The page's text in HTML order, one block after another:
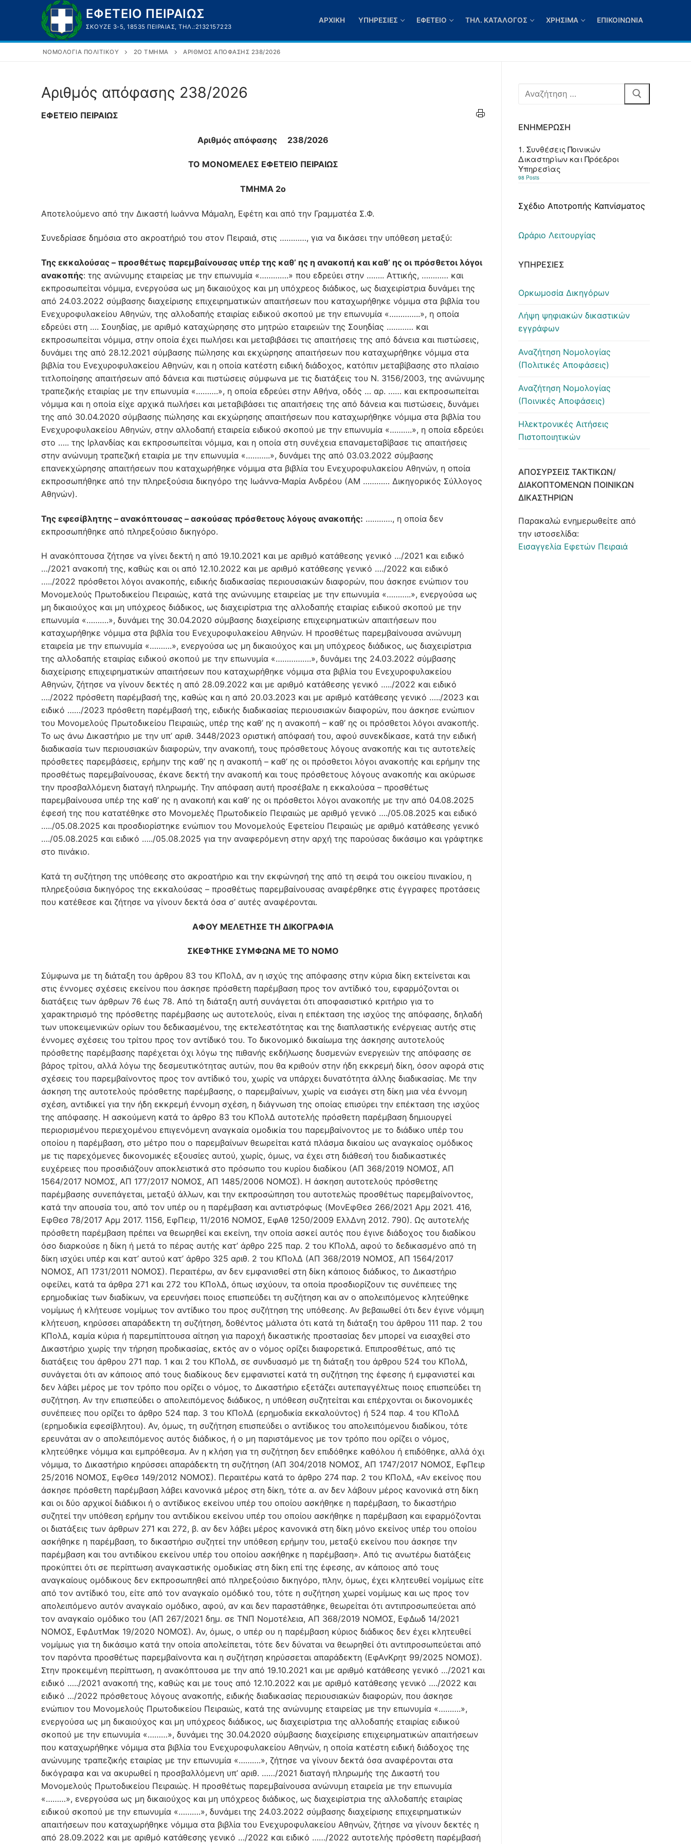
περιεχόμενο
ΕΦΕΤΕΙΟ ΠΕΙΡΑΙΩΣ
ΣΚΟΥΖΈ 3-5, 18535 ΠΕΙΡΑΙΆΣ, ΤΗΛ.:2132157223
ΑΡΧΙΚΉ ΥΠΗΡΕΣΊΕΣ ΕΦΕΤΕΊΟ ΤΗΛ. ΚΑΤΆΛΟΓΟΣ ΧΡΉΣΙΜΑ ΕΠΙΚΟΙΝΩΝΊΑ
ΝΟΜΟΛΟΓΊΑ ΠΟΛΙΤΙΚΟΎ 2Ο ΤΜΉΜΑ ΑΡΙΘΜΌΣ ΑΠΌΦΑΣΗΣ 238/2026
Αριθμός απόφασης 238/2026
ΕΦΕΤΕΙΟ ΠΕΙΡΑΙΩΣ
Αριθμός απόφασης 238/2026
ΤΟ ΜΟΝΟΜΕΛΕΣ ΕΦΕΤΕΙΟ ΠΕΙΡΑΙΩΣ
ΤΜΗΜΑ 2ο
Αποτελούμενο από την Δικαστή Ιωάννα Μάμαλη, Εφέτη και από την Γραμματέα Σ.Φ.
Συνεδρίασε δημόσια στο ακροατήριό του στον Πειραιά, στις …………, για να δικάσει την υπόθεση μεταξύ:
Της εκκαλούσας – προσθέτως παρεμβαίνουσας υπέρ της καθ’ ης η ανακοπή και καθ’ ης οι πρόσθετοι λόγοι
ανακοπής: της ανώνυμης εταιρείας με την επωνυμία «………….» που εδρεύει στην …….. Αττικής, ………… και
εκπροσωπείται νόμιμα, ενεργούσα ως μη δικαιούχος και μη υπόχρεος διάδικος, ως διαχειρίστρια δυνάμει της
από 24.03.2022 σύμβασης διαχείρισης επιχειρηματικών απαιτήσεων που καταχωρήθηκε νόμιμα στα βιβλία του
Ενεχυροφυλακείου Αθηνών, της αλλοδαπής εταιρίας ειδικού σκοπού με την επωνυμία «…………..», η οποία
εδρεύει στη …. Σουηδίας, με αριθμό καταχώρησης στο μητρώο εταιρειών της Σουηδίας ………… και
εκπροσωπείται νόμιμα, στην οποία έχει πωλήσει και μεταβιβάσει τις απαιτήσεις της από δάνεια και πιστώσεις,
δυνάμει της από 28.12.2021 σύμβασης πώλησης και εκχώρησης απαιτήσεων που καταχωρήθηκε νόμιμα στα
βιβλία του Ενεχυροφυλακείου Αθηνών, και η οποία κατέστη ειδική διάδοχος, κατόπιν μεταβίβασης στο πλαίσιο
τιτλοποίησης απαιτήσεων από δάνεια και πιστώσεις σύμφωνα με τις διατάξεις του Ν. 3156/2003, της ανώνυμης
τραπεζικής εταιρίας με την επωνυμία «……….», η οποία εδρεύει στην Αθήνα, οδός … αρ. …… και εκπροσωπείται
νόμιμα και η οποία είχε αρχικά πωλήσει και μεταβιβάσει τις απαιτήσεις της από δάνεια και πιστώσεις, δυνάμει
της από 30.04.2020 σύμβασης πώλησης και εκχώρησης απαιτήσεων που καταχωρήθηκε νόμιμα στα βιβλία του
Ενεχυροφυλακείου Αθηνών, στην αλλοδαπή εταιρεία ειδικού σκοπού με την επωνυμία «……….», η οποία εδρεύει
στο ….. της Ιρλανδίας και εκπροσωπείται νόμιμα, και η οποία στη συνέχεια επαναμεταβίβασε τις απαιτήσεις
στην ανώνυμη τραπεζική εταιρία με την επωνυμία «………..», δυνάμει της από 03.03.2022 σύμβασης
επανεκχώρησης απαιτήσεων που καταχωρήθηκε νόμιμα στα βιβλία του Ενεχυροφυλακείου Αθηνών, η οποία
εκπροσωπήθηκε από την πληρεξούσια δικηγόρο της Ιωάννα-Μαρία Ανδρέου (ΑΜ ………… Δικηγορικός Σύλλογος
Αθηνών).
Της εφεσίβλητης – ανακόπτουσας – ασκούσας πρόσθετους λόγους ανακοπής: …………, η οποία δεν
εκπροσωπήθηκε από πληρεξούσιο δικηγόρο.
Η ανακόπτουσα ζήτησε να γίνει δεκτή η από 19.10.2021 και με αριθμό κατάθεσης γενικό …/2021 και ειδικό
…/2021 ανακοπή της, καθώς και οι από 12.10.2022 και με αριθμό κατάθεσης γενικό …./2022 και ειδικό
…../2022 πρόσθετοι λόγοι ανακοπής, ειδικής διαδικασίας περιουσιακών διαφορών, που άσκησε ενώπιον του
Μονομελούς Πρωτοδικείου Πειραιώς, κατά της ανώνυμης εταιρείας με την επωνυμία «………..», ενεργούσα ως
μη δικαιούχος και μη υπόχρεος διάδικος, ως διαχειρίστρια της αλλοδαπής εταιρίας ειδικού σκοπού με την
επωνυμία «……….», δυνάμει της 30.04.2020 σύμβασης διαχείρισης επιχειρηματικών απαιτήσεων που
καταχωρήθηκε νόμιμα στα βιβλία του Ενεχυροφυλακείου Αθηνών. Η προσθέτως παρεμβαίνουσα ανώνυμη
εταιρεία με την επωνυμία «……….», ενεργούσα ως μη δικαιούχος και μη υπόχρεος διάδικος, ως διαχειρίστρια
της αλλοδαπής εταιρίας ειδικού σκοπού με την επωνυμία «…………….», δυνάμει της 24.03.2022 σύμβασης
διαχείρισης επιχειρηματικών απαιτήσεων που καταχωρήθηκε νόμιμα στα βιβλία του Ενεχυροφυλακείου
Αθηνών, ζήτησε να γίνουν δεκτές η από 28.09.2022 και με αριθμό κατάθεσης γενικό …../2022 και ειδικό
…./2022 πρόσθετη παρέμβασή της, καθώς και η από 20.03.2023 και με αριθμό κατάθεσης γενικό …../2023 και
ειδικό ……/2023 πρόσθετη παρέμβασή της, ειδικής διαδικασίας περιουσιακών διαφορών, που άσκησε ενώπιον
του Μονομελούς Πρωτοδικείου Πειραιώς, υπέρ της καθ’ ης η ανακοπή – καθ’ ης οι πρόσθετοι λόγοι ανακοπής.
Το ως άνω Δικαστήριο με την υπ’ αριθ. 3448/2023 οριστική απόφασή του, αφού συνεκδίκασε, κατά την ειδική
διαδικασία των περιουσιακών διαφορών, την ανακοπή, τους πρόσθετους λόγους ανακοπής και τις αυτοτελείς
πρόσθετες παρεμβάσεις, ερήμην της καθ’ ης η ανακοπή – καθ’ ης οι πρόσθετοι λόγοι ανακοπής και ερήμην της
προσθέτως παρεμβαίνουσας, έκανε δεκτή την ανακοπή και τους πρόσθετους λόγους ανακοπής και ακύρωσε
την προσβαλλόμενη διαταγή πληρωμής. Την απόφαση αυτή προσέβαλε η εκκαλούσα – προσθέτως
παρεμβαίνουσα υπέρ της καθ’ ης η ανακοπή και καθ’ ης οι πρόσθετοι λόγοι ανακοπής με την από 04.08.2025
έφεσή της που κατατέθηκε στο Μονομελές Πρωτοδικείο Πειραιώς με αριθμό γενικό …./05.08.2025 και ειδικό
…../05.08.2025 και προσδιορίστηκε ενώπιον του Μονομελούς Εφετείου Πειραιώς με αριθμό κατάθεσης γενικό
…./05.08.2025 και ειδικό …../05.08.2025 για την αναφερόμενη στην αρχή της παρούσας δικάσιμο και γράφτηκε
στο πινάκιο.
Κατά τη συζήτηση της υπόθεσης στο ακροατήριο και την εκφώνησή της από τη σειρά του οικείου πινακίου, η
πληρεξούσια δικηγόρος της εκκαλούσας – προσθέτως παρεμβαίνουσας αναφέρθηκε στις έγγραφες προτάσεις
που κατέθεσε και ζήτησε να γίνουν δεκτά όσα σ’ αυτές αναφέρονται.
ΑΦΟΥ ΜΕΛΕΤΗΣΕ ΤΗ ΔΙΚΟΓΡΑΦΙΑ
ΣΚΕΦΤΗΚΕ ΣΥΜΦΩΝΑ ΜΕ ΤΟ ΝΟΜΟ
Σύμφωνα με τη διάταξη του άρθρου 83 του ΚΠολΔ, αν η ισχύς της απόφασης στην κύρια δίκη εκτείνεται και στις έννομες σχέσεις εκείνου που άσκησε πρόσθετη παρέμβαση προς τον αντίδικό του, εφαρμόζονται οι διατάξεις των άρθρων 76 έως 78. Από τη διάταξη αυτή συνάγεται ότι αποφασιστικό κριτήριο για το χαρακτηρισμό της πρόσθετης παρέμβασης ως αυτοτελούς, είναι η επέκταση της ισχύος της απόφασης, δηλαδή των υποκειμενικών ορίων του δεδικασμένου, της εκτελεστότητας και της διαπλαστικής ενέργειας αυτής στις έννομες σχέσεις του τρίτου προς τον αντίδικό του. Το δικονομικό δικαίωμα της άσκησης αυτοτελούς πρόσθετης παρέμβασης παρέχεται όχι λόγω της πιθανής εκδήλωσης δυσμενών ενεργειών της απόφασης σε βάρος τρίτου, αλλά λόγω της δεσμευτικότητας αυτών, που θα κριθούν στην ήδη εκκρεμή δίκη, όσον αφορά στις σχέσεις του παρεμβαίνοντος προς τον αντίδικό του, χωρίς να υπάρχει δυνατότητα άλλης διαδικασίας. Με την άσκηση της αυτοτελούς πρόσθετης παρέμβασης, ο παρεμβαίνων, χωρίς να εισάγει στη δίκη μια νέα έννομη σχέση, αντιδικεί για την ήδη εκκρεμή έννομη σχέση, η διάγνωση της οποίας επισύρει την επέκταση της ισχύος της απόφασης. Η ασκούμενη κατά το άρθρο 83 του ΚΠολΔ αυτοτελής πρόσθετη παρέμβαση δημιουργεί περιορισμένου περιεχομένου επιγενόμενη αναγκαία ομοδικία του παρεμβαίνοντος με το διάδικο υπέρ του οποίου η παρέμβαση, στο μέτρο που ο παρεμβαίνων θεωρείται κατά πλάσμα δικαίου ως αναγκαίος ομόδικος με τις παρεχόμενες δικονομικές εξουσίες αυτού, χωρίς, όμως, να έχει στη διάθεσή του διαδικαστικές ευχέρειες που προσιδιάζουν αποκλειστικά στο πρόσωπο του κυρίου διαδίκου (ΑΠ 368/2019 ΝΟΜΟΣ, ΑΠ 1564/2017 ΝΟΜΟΣ, ΑΠ 177/2017 ΝΟΜΟΣ, ΑΠ 1485/2006 ΝΟΜΟΣ). Η άσκηση αυτοτελούς πρόσθετης παρέμβασης συνεπάγεται, μεταξύ άλλων, και την εκπροσώπηση του αυτοτελώς προσθέτως παρεμβαίνοντος, κατά την απουσία του, από τον υπέρ ου η παρέμβαση και αντιστρόφως (ΜονΕφΘεσ 266/2021 Αρμ 2021. 416, ΕφΘεσ 78/2017 Αρμ 2017. 1156, ΕφΠειρ, 11/2016 ΝΟΜΟΣ, ΕφΑθ 1250/2009 ΕλλΔνη 2012. 790). Ως αυτοτελής πρόσθετη παρέμβαση πρέπει να θεωρηθεί και εκείνη, την οποία ασκεί αυτός που έγινε διάδοχος του διαδίκου όσο διαρκούσε η δίκη ή μετά το πέρας αυτής κατ’ άρθρο 225 παρ. 2 του ΚΠολΔ, αφού το δεδικασμένο από τη δίκη ισχύει υπέρ και κατ’ αυτού κατ’ άρθρο 325 αριθ. 2 του ΚΠολΔ (ΑΠ 368/2019 ΝΟΜΟΣ, ΑΠ 1564/2017 ΝΟΜΟΣ, ΑΠ 1731/2011 ΝΟΜΟΣ). Περαιτέρω, αν δεν εμφανισθεί στη δίκη κάποιος διάδικος, το Δικαστήριο οφείλει, κατά τα άρθρα 271 και 272 του ΚΠολΔ, όπως ισχύουν, τα οποία προσδιορίζουν τις συνέπειες της ερημοδικίας των διαδίκων, να ερευνήσει ποιος επισπεύδει τη συζήτηση και αν ο απολειπόμενος κλητεύθηκε νομίμως ή κλήτευσε νομίμως τον αντίδικο του προς συζήτηση της υπόθεσης. Αν βεβαιωθεί ότι δεν έγινε νόμιμη κλήτευση, κηρύσσει απαράδεκτη τη συζήτηση, δοθέντος μάλιστα ότι κατά τη διάταξη του άρθρου 111 παρ. 2 του ΚΠολΔ, καμία κύρια ή παρεμπίπτουσα αίτηση για παροχή δικαστικής προστασίας δεν μπορεί να εισαχθεί στο Δικαστήριο χωρίς την τήρηση προδικασίας, εκτός αν ο νόμος ορίζει διαφορετικά. Επιπροσθέτως, από τις διατάξεις του άρθρου 271 παρ. 1 και 2 του ΚΠολΔ, σε συνδυασμό με τη διάταξη του άρθρου 524 του ΚΠολΔ, συνάγεται ότι αν κάποιος από τους διαδίκους δεν εμφανιστεί κατά τη συζήτηση της έφεσης ή εμφανιστεί και δεν λάβει μέρος με τον τρόπο που ορίζει ο νόμος, το Δικαστήριο εξετάζει αυτεπαγγέλτως ποιος επισπεύδει τη συζήτηση. Αν την επισπεύδει ο απολειπόμενος διάδικος, η υπόθεση συζητείται και επέρχονται οι δικονομικές συνέπειες που ορίζει το άρθρο 524 παρ. 3 του ΚΠολΔ (ερημοδικία εκκαλούντος) ή 524 παρ. 4 του ΚΠολΔ (ερημοδικία εφεσίβλητου). Αν, όμως, τη συζήτηση επισπεύδει ο αντίδικος του απολειπόμενου διαδίκου, τότε ερευνάται αν ο απολειπόμενος αυτός διάδικος, ή ο μη παριστάμενος με τον τρόπο που ορίζει ο νόμος, κλητεύθηκε νόμιμα και εμπρόθεσμα. Αν η κλήση για τη συζήτηση δεν επιδόθηκε καθόλου ή επιδόθηκε, αλλά όχι νόμιμα, το Δικαστήριο κηρύσσει απαράδεκτη τη συζήτηση (ΑΠ 304/2018 ΝΟΜΟΣ, ΑΠ 1747/2017 ΝΟΜΟΣ, ΕφΠειρ 25/2016 ΝΟΜΟΣ, ΕφΘεσ 149/2012 ΝΟΜΟΣ). Περαιτέρω κατά το άρθρο 274 παρ. 2 του ΚΠολΔ, «Αν εκείνος που άσκησε πρόσθετη παρέμβαση λάβει κανονικά μέρος στη δίκη, τότε α. αν δεν λάβουν μέρος κανονικά στη δίκη και οι δύο αρχικοί διάδικοι ή ο αντίδικος εκείνου υπέρ του οποίου ασκήθηκε η παρέμβαση, το δικαστήριο συζητεί την υπόθεση ερήμην του αντιδίκου εκείνου υπέρ του οποίου ασκήθηκε η παρέμβαση και εφαρμόζονται οι διατάξεις των άρθρων 271 και 272, β. αν δεν λάβει μέρος κανονικά στη δίκη μόνο εκείνος υπέρ του οποίου ασκήθηκε η παρέμβαση, το δικαστήριο συζητεί την υπόθεση ερήμην του, μεταξύ εκείνου που άσκησε την παρέμβαση και του αντιδίκου εκείνου υπέρ του οποίου ασκήθηκε η παρέμβαση». Από τις ανωτέρω διατάξεις προκύπτει ότι σε περίπτωση αναγκαστικής ομοδικίας στη δίκη επί της έφεσης, αν κάποιος από τους αναγκαίους ομόδικους δεν εκπροσωπηθεί από πληρεξούσιο δικηγόρο, πλην, όμως, έχει κλητευθεί νομίμως είτε από τον αντίδικό του, είτε από τον αναγκαίο ομόδικό του, τότε η συζήτηση χωρεί νομίμως και ως προς τον απολειπόμενο αυτόν αναγκαίο ομόδικο, αφού, αν και δεν παραστάθηκε, θεωρείται ότι αντιπροσωπεύεται από τον αναγκαίο ομόδικο του (ΑΠ 267/2021 δημ. σε ΤΝΠ Νομοτέλεια, ΑΠ 368/2019 ΝΟΜΟΣ, ΕφΔωδ 14/2021 ΝΟΜΟΣ, ΕφΔυτΜακ 19/2020 ΝΟΜΟΣ). Αν, όμως, ο υπέρ ου η παρέμβαση κύριος διάδικος δεν έχει κλητευθεί νομίμως για τη δικάσιμο κατά την οποία απολείπεται, τότε δεν δύναται να θεωρηθεί ότι αντιπροσωπεύεται από τον παρόντα προσθέτως παρεμβαίνοντα και η συζήτηση κηρύσσεται απαράδεκτη (ΕφΑνΚρητ 99/2025 ΝΟΜΟΣ). Στην προκειμένη περίπτωση, η ανακόπτουσα με την από 19.10.2021 και με αριθμό κατάθεσης γενικό …/2021 και ειδικό …../2021 ανακοπή της, καθώς και με τους από 12.10.2022 και με αριθμό κατάθεσης γενικό …./2022 και ειδικό …/2022 πρόσθετους λόγους ανακοπής, ειδικής διαδικασίας περιουσιακών διαφορών, που άσκησε ενώπιον του Μονομελούς Πρωτοδικείου Πειραιώς, κατά της ανώνυμης εταιρείας με την επωνυμία «……….», ενεργούσα ως μη δικαιούχος και μη υπόχρεος διάδικος, ως διαχειρίστρια της αλλοδαπής εταιρίας ειδικού σκοπού με την επωνυμία «………», δυνάμει της 30.04.2020 σύμβασης διαχείρισης επιχειρηματικών απαιτήσεων που καταχωρήθηκε νόμιμα στα βιβλία του Ενεχυροφυλακείου Αθηνών, η οποία κατέστη ειδική διάδοχος της ανώνυμης τραπεζικής εταιρίας με την επωνυμία «……….», ζήτησε να γίνουν δεκτά όσα αναφέρονται στα δικόγραφα και να ακυρωθεί η προσβαλλόμενη υπ’ αριθ. ……/2021 διαταγή πληρωμής της Δικαστή του Μονομελούς Πρωτοδικείου Πειραιώς. Η προσθέτως παρεμβαίνουσα ανώνυμη εταιρεία με την επωνυμία «………», ενεργούσα ως μη δικαιούχος και μη υπόχρεος διάδικος, ως διαχειρίστρια της αλλοδαπής εταιρίας ειδικού σκοπού με την επωνυμία «……….», δυνάμει της 24.03.2022 σύμβασης διαχείρισης επιχειρηματικών απαιτήσεων που καταχωρήθηκε νόμιμα στα βιβλία του Ενεχυροφυλακείου Αθηνών, ζήτησε να γίνουν δεκτές η από 28.09.2022 και με αριθμό κατάθεσης γενικό …/2022 και ειδικό ……/2022 αυτοτελής πρόσθετη παρέμβασή της, καθώς και η από 20.03.2023 και με αριθμό κατάθεσης γενικό …./2023 και ειδικό …/2023 αυτοτελής πρόσθετη παρέμβασή της, ειδικής διαδικασίας περιουσιακών διαφορών, που άσκησε ενώπιον του Μονομελούς Πρωτοδικείου Πειραιώς, υπέρ της καθ’ ης η ανακοπή – καθ’ ης οι πρόσθετοι λόγοι ανακοπής, επικαλούμενη ότι η αλλοδαπή εταιρία ειδικού σκοπού με την επωνυμία «……….» έχει καταστεί ειδική διάδοχος της ανώνυμης τραπεζικής εταιρίας με την επωνυμία «…………», μετά τη γέννηση της εκκρεμοδικίας από την από 19.10.2021 ανακοπή. Το ως άνω Δικαστήριο με την υπ’ αριθ. 3448/2023 οριστική απόφασή του, αφού συνεκδίκασε, κατά την ειδική διαδικασία των περιουσιακών διαφορών, την ανακοπή, τους πρόσθετους λόγους ανακοπής και τις αυτοτελείς πρόσθετες παρεμβάσεις, ερήμην της καθ’ ης η ανακοπή – καθ’ ης οι πρόσθετοι λόγοι ανακοπής και ερήμην της προσθέτως παρεμβαίνουσας, έκανε δεκτό ως νόμιμο και ουσιαστικά βάσιμο τον πρώτο λόγο της ανακοπής, με εφαρμογή του τεκμηρίου ερημοδικίας κατ’ άρθρο 271 παρ. 3 του ΚΠολΔ, διότι, λόγω της ερημοδικίας της καθ’ ης η ανακοπή – καθ’ ης οι πρόσθετοι λόγοι ανακοπής, έγιναν δεκτοί οι περιεχόμενοι στον πρώτο λόγο της ανακοπής πραγματικοί ισχυρισμοί της ανακόπτουσας – ασκούσας πρόσθετους λόγους ανακοπής, και στη συνέχεια έκανε δεκτή την ανακοπή και τους πρόσθετους λόγους ανακοπής και ακύρωσε την προσβαλλόμενη υπ’ αριθ. …./2021 διαταγή πληρωμής. Την απόφαση αυτή παραδεκτά προσβάλλει η ανωτέρω προσθέτως παρεμβαίνουσα υπέρ της καθ’ ης η ανακοπή και καθ’ ης οι πρόσθετοι λόγοι, ως διαχειρίστρια των απαιτήσεων της ειδικής διαδόχου της ανώνυμης τραπεζικής εταιρίας με την επωνυμία «………….», μετά τη γέννηση της εκκρεμοδικίας από την από 19.10.2021 ανακοπή, και ήδη εκκαλούσα (βλ. ΜονΕφΘες 266/2021 Αρμ 2021. 419), με την από 04.08.2025 έφεσή της και ζητεί την εξαφάνισή της προκειμένου να απορριφθούν στο σύνολό τους η εναντίον της καθ’ ης η ανακοπή – καθ’ ης οι πρόσθετοι λόγοι ανακοπής, ανακοπή και πρόσθετοι λόγοι ανακοπής. Η έφεση ασκήθηκε νομότυπα και εμπρόθεσμα (άρθρα 495 παρ. 1-2, 498, 511, 513 παρ. 1 β’, 516 παρ.1, 517 και 518 παρ. 2 του ΚΠολΔ, όπως ισχύουν μετά την τροποποίησή τους με το άρθρο τρίτο του άρθρου 1 του Ν. 4335/2015, καθόσον η έφεση ασκήθηκε μετά την 01.01.2016), εφόσον δεν προκύπτει από τα έγγραφα που προσκομίζονται, ούτε οι διάδικοι επικαλούνται, ότι έχει χωρήσει επίδοση της εκκαλουμένης απόφασης, η δε κρινόμενη από 04.08.2025 έφεση κατατέθηκε στη γραμματεία του πρωτοβάθμιου Δικαστηρίου την 05.08.2025, όπως προκύπτει από την πράξη κατάθεσης έφεσης με αριθμό γενικό …./05.08.2025 και ειδικό ……/05.08.2025 της γραμματέως του Μονομελούς Πρωτοδικείου Πειραιώς που έχει επισυναφθεί στην ένδικη έφεση, ήτοι εντός της προθεσμίας των δύο ετών από τη δημοσίευση της εκκαλουμένης απόφασης την 20.10.2023, ενώ για το παραδεκτό της έφεσης έχει κατατεθεί από την εκκαλούσα – προσθέτως παρεμβαίνουσα το παράβολο των 100,00 ευρώ που προβλέπεται από την παράγραφο 3 του άρθρου 495 του ΚΠολΔ. Περαιτέρω, όπως προκύπτει από την έκθεση κατάθεσης δικογράφου και ορισμού δικασίμου με αριθμό γενικό …/05.08.2025 και ειδικό …/05.08.2025 της Γραμματέως του παρόντος Δικαστηρίου, που υπάρχει συνημμένη στην ανωτέρω έφεση, με μέριμνα της πληρεξούσ
Αναζήτηση
ΕΝΗΜΈΡΩΣΗ
1. Συνθέσεις Ποινικών
Δικαστηρίων και Πρόεδροι
Υπηρεσίας
98 Posts
Σχέδιο Αποτροπής Καπνίσματος
Ωράριο Λειτουργίας
ΥΠΗΡΕΣΊΕΣ
Ορκωμοσία Δικηγόρων
Λήψη ψηφιακών δικαστικών
εγγράφων
Αναζήτηση Νομολογίας
(Πολιτικές Αποφάσεις)
Αναζήτηση Νομολογίας
(Ποινικές Αποφάσεις)
Ηλεκτρονικές Αιτήσεις
Πιστοποιητικών
ΑΠΟΣΎΡΣΕΙΣ ΤΑΚΤΙΚΏΝ/
ΔΙΑΚΟΠΤΌΜΕΝΩΝ ΠΟΙΝΙΚΏΝ
ΔΙΚΑΣΤΗΡΊΩΝ
Παρακαλώ ενημερωθείτε από
την ιστοσελίδα:
Εισαγγελία Εφετών Πειραιά